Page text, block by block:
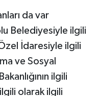
da var
Belediyesiyle ilgili
İdaresiyle ilgili
ve Sosyal
ilgili
olarak ilgili